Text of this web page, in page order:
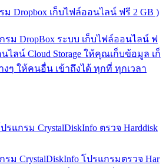
ม Dropbox เก็บไฟล์ออนไลน์ ฟรี 2 GB )
ม DropBox ระบบ เก็บไฟล์ออนไลน์ ฟ
ไลน์ Cloud Storage ให้คุณเก็บข้อมูล เก็
ๆ ให้คนอื่น เข้าถึงได้ ทุกที่ ทุกเวลา
รแกรม CrystalDiskInfo ตรวจ Harddisk
ม CrystalDiskInfo โปรแกรมตรวจ Har